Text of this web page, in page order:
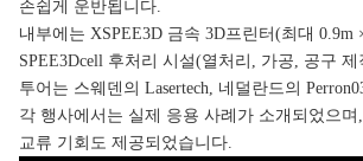
손쉽게 운반됩니다.
내부에는 XSPEE3D 금속 3D프린터(최대
SPEE3Dcell 후처리 시설(열처리, 가공, 공구
투어는 스웨덴의 Lasertech, 네덜란드의
각 행사에서는 실제 응용 사례가 소개되었으
교류 기회도 제공되었습니다.